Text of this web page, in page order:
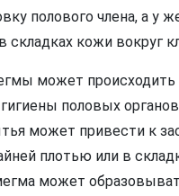
полового члена, а у
складках кожи вокруг
может происходить
половых
может привести к
плотью или в
может